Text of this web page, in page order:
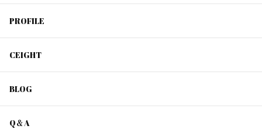
PROFILE
CEIGHT
BLOG
Q＆A